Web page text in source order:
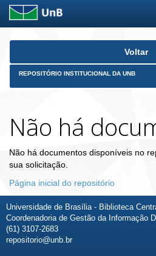
Skip
Voltar
REPOSITÓRIO INSTITUCIONAL DA UNB
Não há
Não há documentos disponíveis no
sua solicitação.
Página inicial do repositório
Universidade de Brasília - Biblioteca
Coordenadoria de Gestão da Informação
(61) 3107-2683
repositorio@unb.br